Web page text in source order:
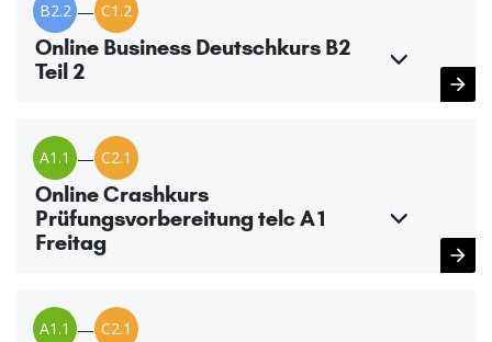
B2.2 — C1.2
Online Business Deutschkurs B2
Teil 2
A1.1 — C2.1
Online Crashkurs
Prüfungsvorbereitung telc A1
Freitag
A1.1 — C2.1